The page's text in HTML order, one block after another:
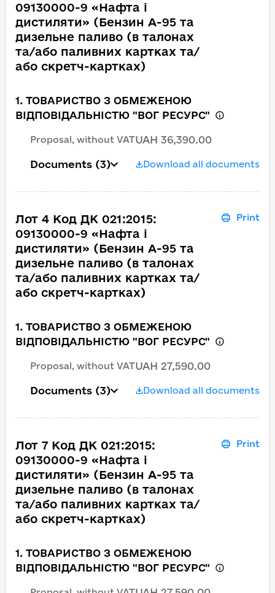
09130000-9 «Нафта і
дистиляти» (Бензин А-95 та
дизельне паливо (в талонах
та/або паливних картках та/
або скретч-картках)
1. ТОВАРИСТВО З ОБМЕЖЕНОЮ
ВІДПОВІДАЛЬНІСТЮ "ВОГ РЕСУРС"
Proposal, without VATUAH 36,390.00
Documents (3) Download all documents
Лот 4 Код ДК 021:2015:
09130000-9 «Нафта і
дистиляти» (Бензин А-95 та
дизельне паливо (в талонах
та/або паливних картках та/
або скретч-картках)
Print
1. ТОВАРИСТВО З ОБМЕЖЕНОЮ
ВІДПОВІДАЛЬНІСТЮ "ВОГ РЕСУРС"
Proposal, without VATUAH 27,590.00
Documents (3) Download all documents
Лот 7 Код ДК 021:2015:
09130000-9 «Нафта і
дистиляти» (Бензин А-95 та
дизельне паливо (в талонах
та/або паливних картках та/
або скретч-картках)
Print
1. ТОВАРИСТВО З ОБМЕЖЕНОЮ
ВІДПОВІДАЛЬНІСТЮ "ВОГ РЕСУРС"